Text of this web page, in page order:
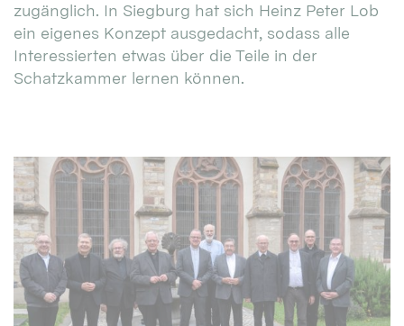
zugänglich. In Siegburg hat sich Heinz Peter Lob
ein eigenes Konzept ausgedacht, sodass alle
Interessierten etwas über die Teile in der
Schatzkammer lernen können.